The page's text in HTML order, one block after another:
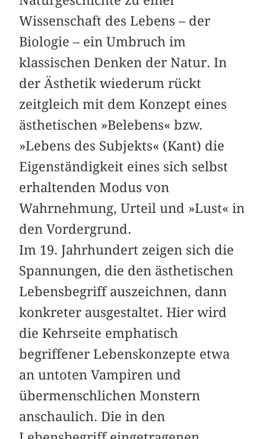
Wissenschaft des Lebens – der
Biologie – ein Umbruch im
klassischen Denken der Natur. In
der Ästhetik wiederum rückt
zeitgleich mit dem Konzept eines
ästhetischen »Belebens« bzw.
»Lebens des Subjekts« (Kant) die
Eigenständigkeit eines sich selbst
erhaltenden Modus von
Wahrnehmung, Urteil und »Lust« in
den Vordergrund.
Im 19. Jahrhundert zeigen sich die
Spannungen, die den ästhetischen
Lebensbegriff auszeichnen, dann
konkreter ausgestaltet. Hier wird
die Kehrseite emphatisch
begriffener Lebenskonzepte etwa
an untoten Vampiren und
übermenschlichen Monstern
anschaulich. Die in den